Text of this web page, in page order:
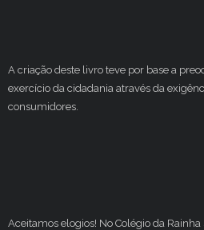
A criação deste livro teve por base a
exercício da cidadania através da
consumidores.
Aceitamos elogios! No Colégio da